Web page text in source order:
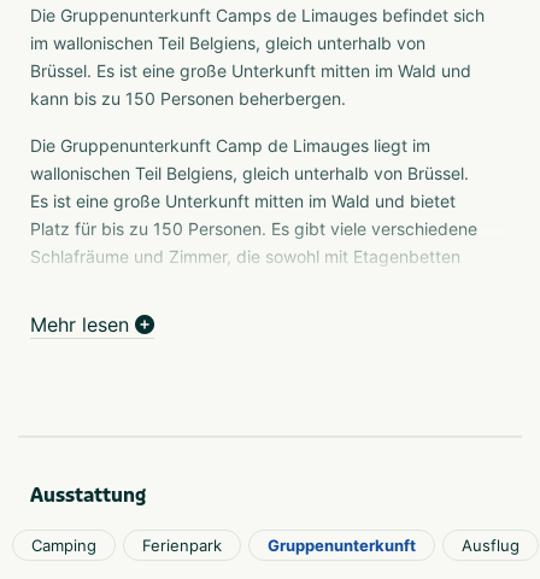
Die Gruppenunterkunft Camps de Limauges befindet sich
im wallonischen Teil Belgiens, gleich unterhalb von
Brüssel. Es ist eine große Unterkunft mitten im Wald und
kann bis zu 150 Personen beherbergen.
Die Gruppenunterkunft Camp de Limauges liegt im
wallonischen Teil Belgiens, gleich unterhalb von Brüssel.
Es ist eine große Unterkunft mitten im Wald und bietet
Platz für bis zu 150 Personen. Es gibt viele verschiedene
Schlafräume und Zimmer, die sowohl mit Etagenbetten
verschiedenen Zimmer in unterschiedlichen Größen sind
ideal für Versammlungen verschiedener Gruppen. Es gibt
Vorderseite. Camps de Limauges verfügt über mehrere
Säle mit unterschiedlichen Möglichkeiten. Es ist ideal, sich
in dieser Unterkunft in verschiedene Gruppen aufzuteilen.
Mehr lesen
Ausstattung
Camping Ferienpark Gruppenunterkunft Ausflug